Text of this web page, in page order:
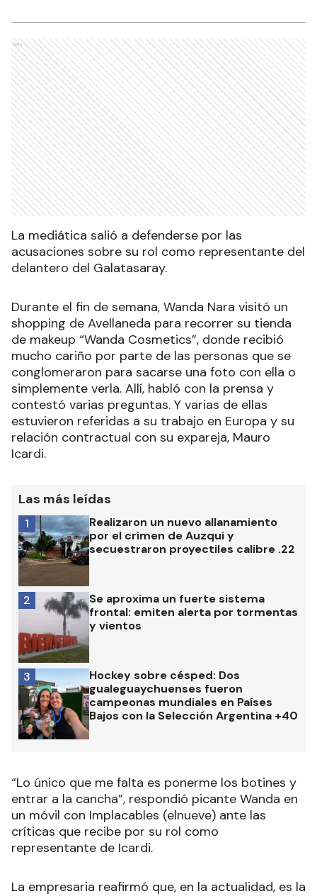
Ads
La mediática salió a defenderse por las
acusaciones sobre su rol como representante del
delantero del Galatasaray.
Durante el fin de semana, Wanda Nara visitó un
shopping de Avellaneda para recorrer su tienda
de makeup “Wanda Cosmetics”, donde recibió
mucho cariño por parte de las personas que se
conglomeraron para sacarse una foto con ella o
simplemente verla. Allí, habló con la prensa y
contestó varias preguntas. Y varias de ellas
estuvieron referidas a su trabajo en Europa y su
relación contractual con su expareja, Mauro
Icardi.
Las más leídas
Realizaron un nuevo allanamiento
por el crimen de Auzqui y
secuestraron proyectiles calibre .22
1
Se aproxima un fuerte sistema
frontal: emiten alerta por tormentas
y vientos
2
Hockey sobre césped: Dos
gualeguaychuenses fueron
campeonas mundiales en Países
Bajos con la Selección Argentina +40
3
“Lo único que me falta es ponerme los botines y
entrar a la cancha”, respondió picante Wanda en
un móvil con Implacables (elnueve) ante las
críticas que recibe por su rol como
representante de Icardi.
La empresaria reafirmó que, en la actualidad, es la